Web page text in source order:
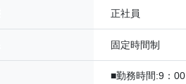
正社員
固定時間制
■勤務時間:9：